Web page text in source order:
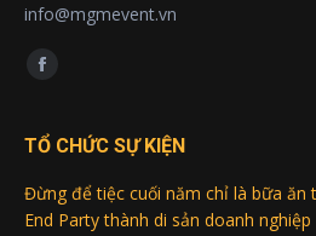
info@mgmevent.vn
Find us on:
Facebook
opens
new
TỔ CHỨC SỰ KIỆN
Đừng để tiệc cuối năm chỉ là bữa ăn
End Party thành di sản doanh nghiệp